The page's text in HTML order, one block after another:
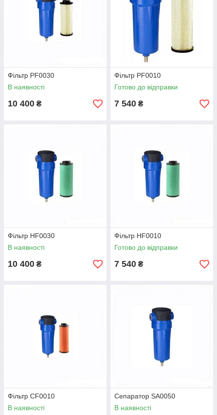
Фільтр PF0030
В наявності
10 400 ₴
Фільтр PF0010
Готово до відправки
7 540 ₴
Фільтр HF0030
В наявності
10 400 ₴
Фільтр HF0010
Готово до відправки
7 540 ₴
Фільтр CF0010
В наявності
Сепаратор SA0050
В наявності